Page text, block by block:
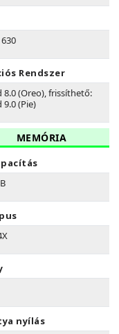
Rendszer
8.0 (Oreo), frissíthető:
(Pie)
MEMÓRIA
nyílás